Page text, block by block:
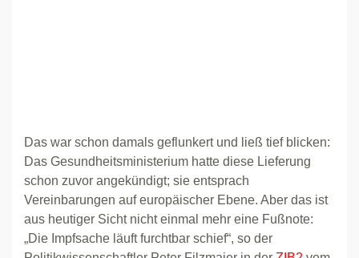
Das war schon damals geflunkert und ließ tief blicken:
Das Gesundheitsministerium hatte diese Lieferung
schon zuvor angekündigt; sie entsprach
Vereinbarungen auf europäischer Ebene. Aber das ist
aus heutiger Sicht nicht einmal mehr eine Fußnote:
„Die Impfsache läuft furchtbar schief“, so der